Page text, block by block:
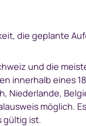
die geplante
und die
innerhalb eines
Niederlande,
möglich.
gültig ist.